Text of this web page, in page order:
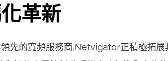
革新
先的寬頻服務商,Netvigator正積極拓展